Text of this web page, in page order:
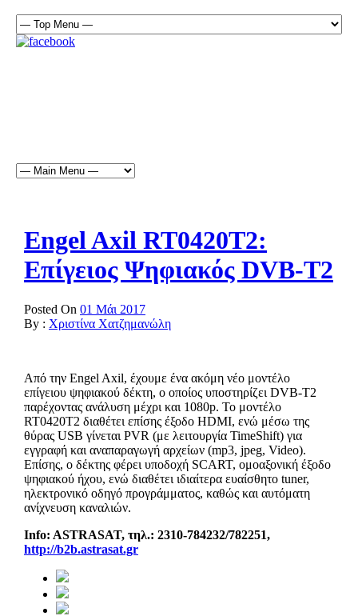
Engel Axil RT0420T2:
Επίγειος Ψηφιακός DVB-T2
Posted On 01 Μάι 2017
By : Χριστίνα Χατζημανώλη
Από την Engel Axil, έχουμε ένα ακόμη νέο μοντέλο
επίγειου ψηφιακού δέκτη, ο οποίος υποστηρίζει DVB-T2
παρέχοντας ανάλυση μέχρι και 1080p. Το μοντέλο
RT0420T2 διαθέτει επίσης έξοδο HDMI, ενώ μέσω της
θύρας USB γίνεται PVR (με λειτουργία TimeShift) για
εγγραφή και αναπαραγωγή αρχείων (mp3, jpeg, Video).
Επίσης, ο δέκτης φέρει υποδοχή SCART, ομοαξονική έξοδο
ψηφιακού ήχου, ενώ διαθέτει ιδιαίτερα ευαίσθητο tuner,
ηλεκτρονικό οδηγό προγράμματος, καθώς και αυτόματη
ανίχνευση καναλιών.
Info: ASTRASAT, τηλ.: 2310-784232/782251,
http://b2b.astrasat.gr